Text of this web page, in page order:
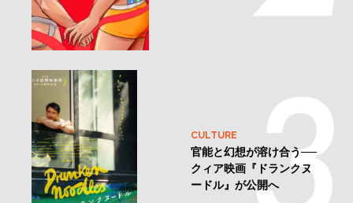
CULTURE
官能と幻想が溶け合う──
クィア映画『ドランクヌ
ードル』が公開へ